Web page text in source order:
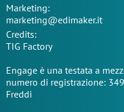
Marketing:
marketing@edimaker.it
Credits:
TIG Factory
Engage è una testata a
numero di registrazione:
Freddi